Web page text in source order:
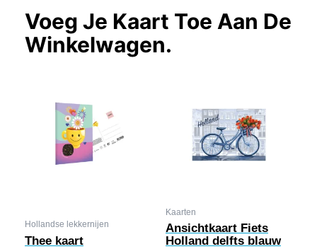
Voeg Je Kaart Toe Aan De
Winkelwagen.
Hollandse lekkernijen
Thee kaart
Kaarten
Ansichtkaart Fiets
Holland delfts blauw